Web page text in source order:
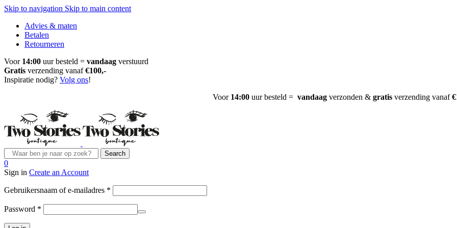
Skip to navigation Skip to main content
Advies & maten
Betalen
Retourneren
Voor 14:00 uur besteld = vandaag verstuurd
Gratis verzending vanaf€100,-
Inspiratie nodig? Volg ons!
Voor 14:00 uur besteld = vandaag verzonden & gratis verzending vanaf
Search
0
Sign in Create an Account
Gebruikersnaam of e-mailadres *
Password *